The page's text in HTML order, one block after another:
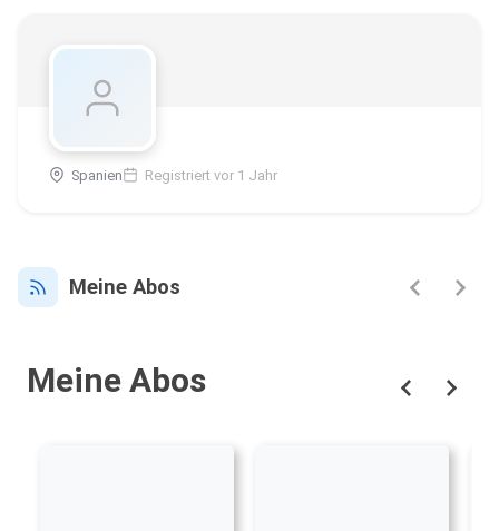
Spanien Registriert vor 1 Jahr
Meine Abos
Meine Abos